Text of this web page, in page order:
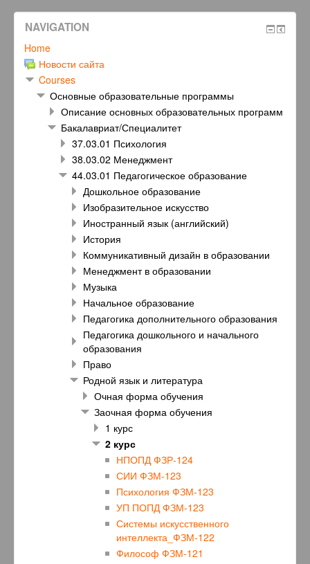
NAVIGATION
Home
Новости сайта
Courses
Основные образовательные программы
Описание основных образовательных программ
Бакалавриат/Специалитет
37.03.01 Психология
38.03.02 Менеджмент
44.03.01 Педагогическое образование
Дошкольное образование
Изобразительное искусство
Иностранный язык (английский)
История
Коммуникативный дизайн в образовании
Менеджмент в образовании
Музыка
Начальное образование
Педагогика дополнительного образования
Педагогика дошкольного и начального
образования
Право
Родной язык и литература
Очная форма обучения
Заочная форма обучения
1 курс
2 курс
НПОПД ФЗР-124
СИИ ФЗМ-123
Психология ФЗМ-123
УП ПОПД ФЗМ-123
Системы искусственного
интеллекта_ФЗМ-122
Философ ФЗМ-121